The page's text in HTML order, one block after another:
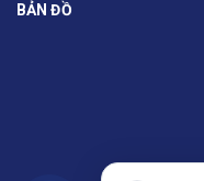
BẢN ĐỒ